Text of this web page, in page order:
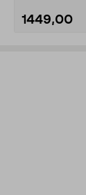
1449,00